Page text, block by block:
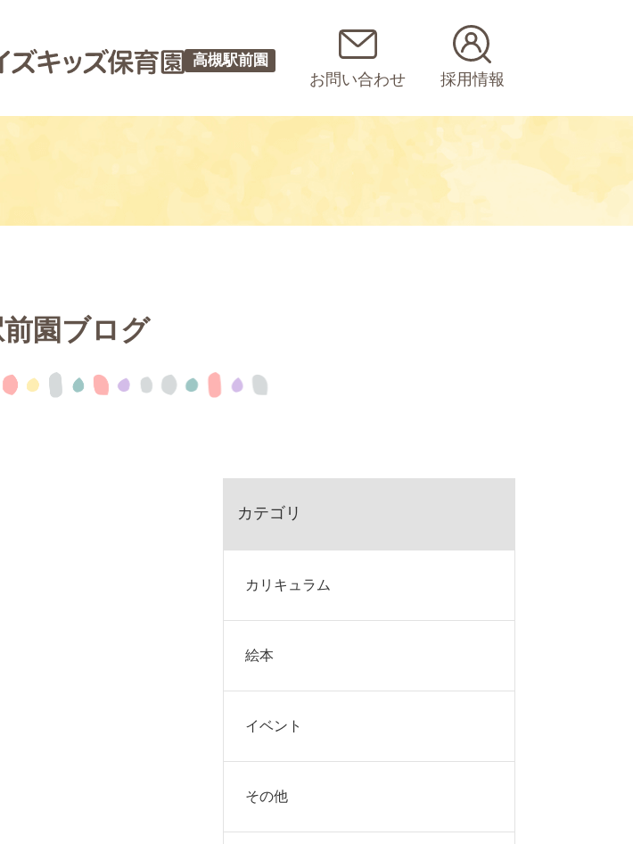
高槻駅前園
お問い合わせ 採用情報
園ブログ
カテゴリ
カリキュラム
絵本
イベント
その他